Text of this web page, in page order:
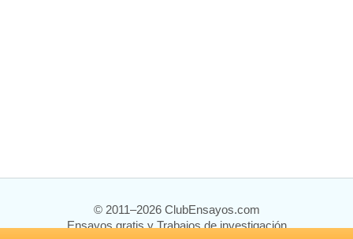
© 2011–2026 ClubEnsayos.com
Ensayos gratis y Trabajos de investigación